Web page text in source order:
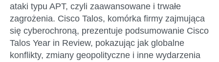
ataki typu APT, czyli zaawansowane i trwałe
zagrożenia. Cisco Talos, komórka firmy zajmująca
się cyberochroną, prezentuje podsumowanie Cisco
Talos Year in Review, pokazując jak globalne
konflikty, zmiany geopolityczne i inne wydarzenia